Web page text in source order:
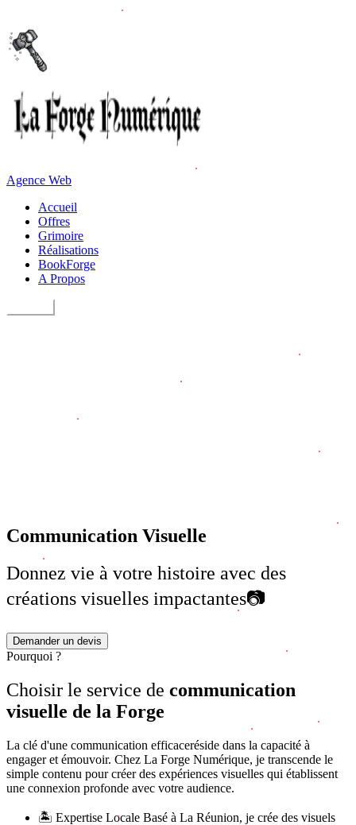
Agence Web
Accueil
Offres
Grimoire
Réalisations
BookForge
A Propos
Communication Visuelle
Donnez vie à votre histoire avec des
créations visuelles impactantes📷
Demander un devis
Pourquoi ?
Choisir le service de communication
visuelle de la Forge
La clé d'une communication efficaceréside dans la capacité à
engager et émouvoir. Chez La Forge Numérique, je transcende le
simple contenu pour créer des expériences visuelles qui établissent
une connexion profonde avec votre audience.
🏝️ Expertise Locale Basé à La Réunion, je crée des visuels